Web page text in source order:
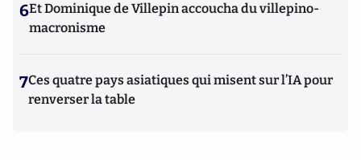
6Et Dominique de Villepin accoucha du villepino-
macronisme
7Ces quatre pays asiatiques qui misent sur l’IA pour
renverser la table